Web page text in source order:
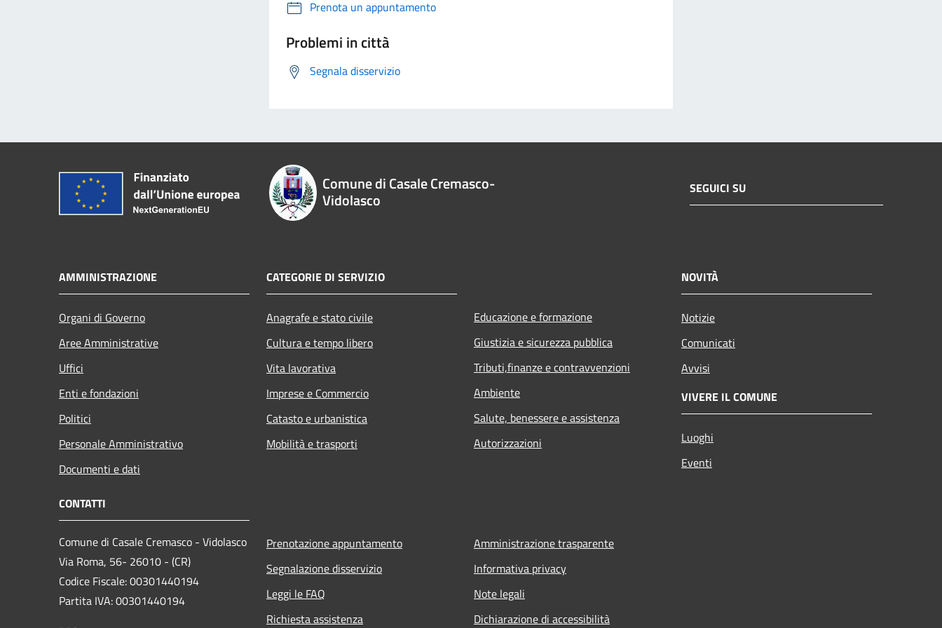
Prenota un appuntamento
Problemi in città
Segnala disservizio
Comune di Casale Cremasco-
Vidolasco
SEGUICI SU
AMMINISTRAZIONE
Organi di Governo
Aree Amministrative
Uffici
Enti e fondazioni
Politici
Personale Amministrativo
Documenti e dati
CATEGORIE DI SERVIZIO
Anagrafe e stato civile
Cultura e tempo libero
Vita lavorativa
Imprese e Commercio
Catasto e urbanistica
Mobilità e trasporti
Educazione e formazione
Giustizia e sicurezza pubblica
Tributi,finanze e contravvenzioni
Ambiente
Salute, benessere e assistenza
Autorizzazioni
NOVITÀ
Notizie
Comunicati
Avvisi
VIVERE IL COMUNE
Luoghi
Eventi
CONTATTI
Comune di Casale Cremasco - Vidolasco
Via Roma, 56- 26010 - (CR)
Codice Fiscale: 00301440194
Partita IVA: 00301440194
Prenotazione appuntamento
Segnalazione disservizio
Leggi le FAQ
Richiesta assistenza
Amministrazione trasparente
Informativa privacy
Note legali
Dichiarazione di accessibilità